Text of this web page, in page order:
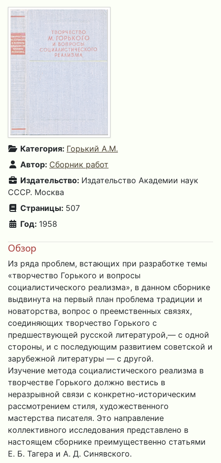
Категория: Горький А.М.
Автор: Сборник работ
Издательство: Издательство Академии наук
СССР. Москва
Страницы: 507
Год: 1958
Обзор
Из ряда проблем, встающих при разработке темы
«творчество Горького и вопросы
социалистического реализма», в данном сборнике
выдвинута на первый план проблема традиции и
новаторства, вопрос о преемственных связях,
соединяющих творчество Горького с
предшествующей русской литературой,— с одной
стороны, и с последующим развитием советской и
зарубежной литературы — с другой.
Изучение метода социалистического реализма в
творчестве Горького должно вестись в
неразрывной связи с конкретно-историческим
рассмотрением стиля, художественного
мастерства писателя. Это направление
коллективного исследования представлено в
настоящем сборнике преимущественно статьями
Е. Б. Тагера и А. Д. Синявского.